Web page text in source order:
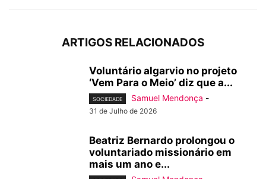
ARTIGOS RELACIONADOS
Voluntário algarvio no projeto
‘Vem Para o Meio’ diz que a...
SOCIEDADE Samuel Mendonça -
31 de Julho de 2026
Beatriz Bernardo prolongou o
voluntariado missionário em
mais um ano e...